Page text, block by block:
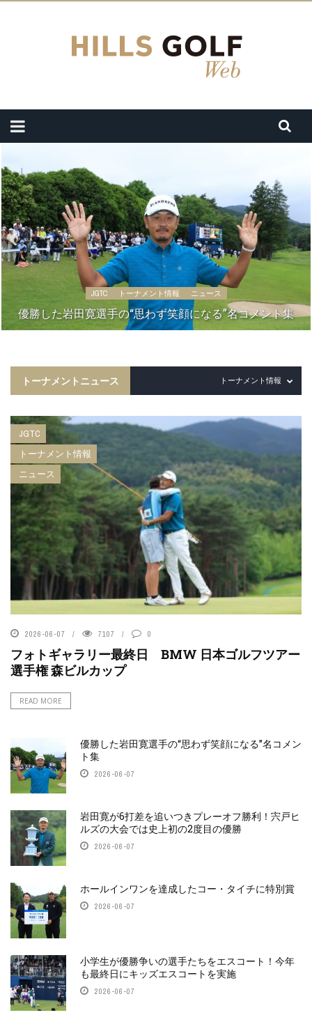
JGTC トーナメント情報 ニュース
優勝した岩田寛選手の“思わず笑顔になる”名コメント集
トーナメントニュース トーナメント情報
JGTC
トーナメント情報
ニュース
2026-06-07 7107 0
フォトギャラリー最終日 BMW 日本ゴルフツアー
選手権 森ビルカップ
READ MORE
優勝した岩田寛選手の“思わず笑顔になる”名コメン
ト集
2026-06-07
岩田寛が6打差を追いつきプレーオフ勝利！宍戸ヒ
ルズの大会では史上初の2度目の優勝
2026-06-07
ホールインワンを達成したコー・タイチに特別賞
2026-06-07
小学生が優勝争いの選手たちをエスコート！今年
も最終日にキッズエスコートを実施
2026-06-07